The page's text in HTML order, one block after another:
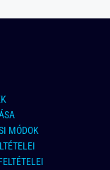
MÓDOK